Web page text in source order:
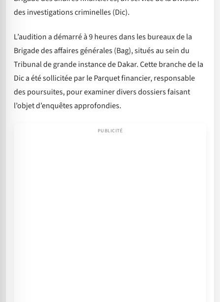
des investigations criminelles (Dic).
L’audition a démarré à 9 heures dans les bureaux de la
Brigade des affaires générales (Bag), situés au sein du
Tribunal de grande instance de Dakar. Cette branche de la
Dic a été sollicitée par le Parquet financier, responsable
des poursuites, pour examiner divers dossiers faisant
l’objet d’enquêtes approfondies.